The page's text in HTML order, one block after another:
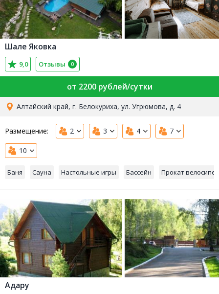
Шале Яковка
9,0 Отзывы 0
от 2200 рублей/сутки
Алтайский край, г. Белокуриха, ул. Угрюмова, д. 4
Размещение: 2 3 4 7
10
Баня Сауна Настольные игры Бассейн Прокат
Адару